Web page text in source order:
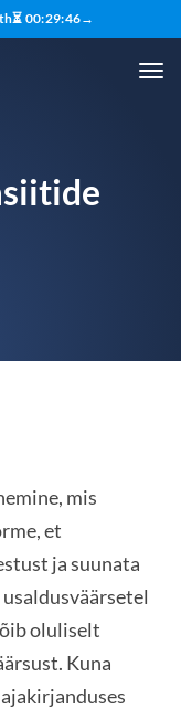
⏳ 00:29:45→
mis
et
ja suunata
oluliselt
Kuna